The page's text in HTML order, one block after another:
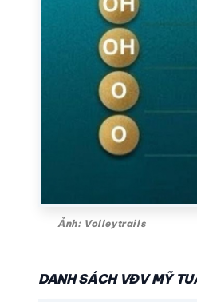
Ảnh: Volleytrails
DANH SÁCH VĐV MỸ